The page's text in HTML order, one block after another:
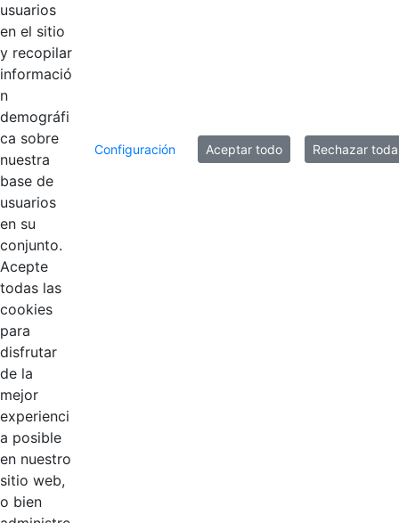
No hay documentos ni archivos multimedia en esta
usuarios
en el sitio
y recopilar
informació
n
demográfi
ca sobre
nuestra
base de
usuarios
en su
conjunto.
Acepte
todas las
cookies
para
disfrutar
de la
mejor
experienci
a posible
en nuestro
sitio web,
o bien
Configuración Aceptar todo Rechazar